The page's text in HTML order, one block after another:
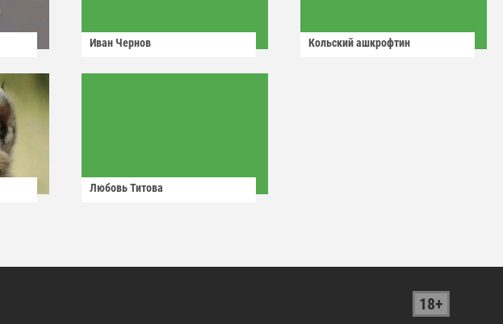
Иван Чернов Кольский ашкрофтин
Любовь Титова
18+